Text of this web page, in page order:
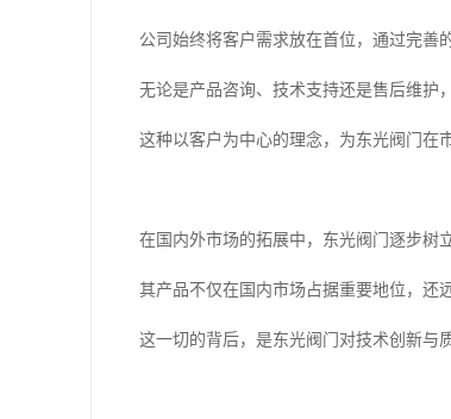
公司始终将客户需求放在首位，通过完善
无论是产品咨询、技术支持还是售后维护
这种以客户为中心的理念，为东光阀门在
在国内外市场的拓展中，东光阀门逐步树
其产品不仅在国内市场占据重要地位，还
这一切的背后，是东光阀门对技术创新与